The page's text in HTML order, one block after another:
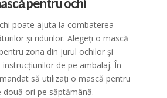
poate ajuta la combaterea
și ridurilor. Alegeți o mască
zona din jurul ochilor și
de pe ambalaj. În
să utilizați o mască pentru
două ori pe săptămână.